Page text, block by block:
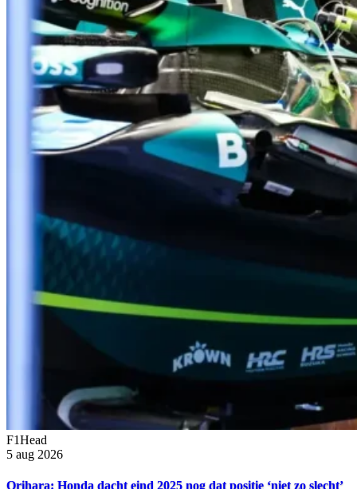
F1Head
5 aug 2026
Orihara: Honda dacht eind 2025 nog dat positie ‘niet zo slecht’